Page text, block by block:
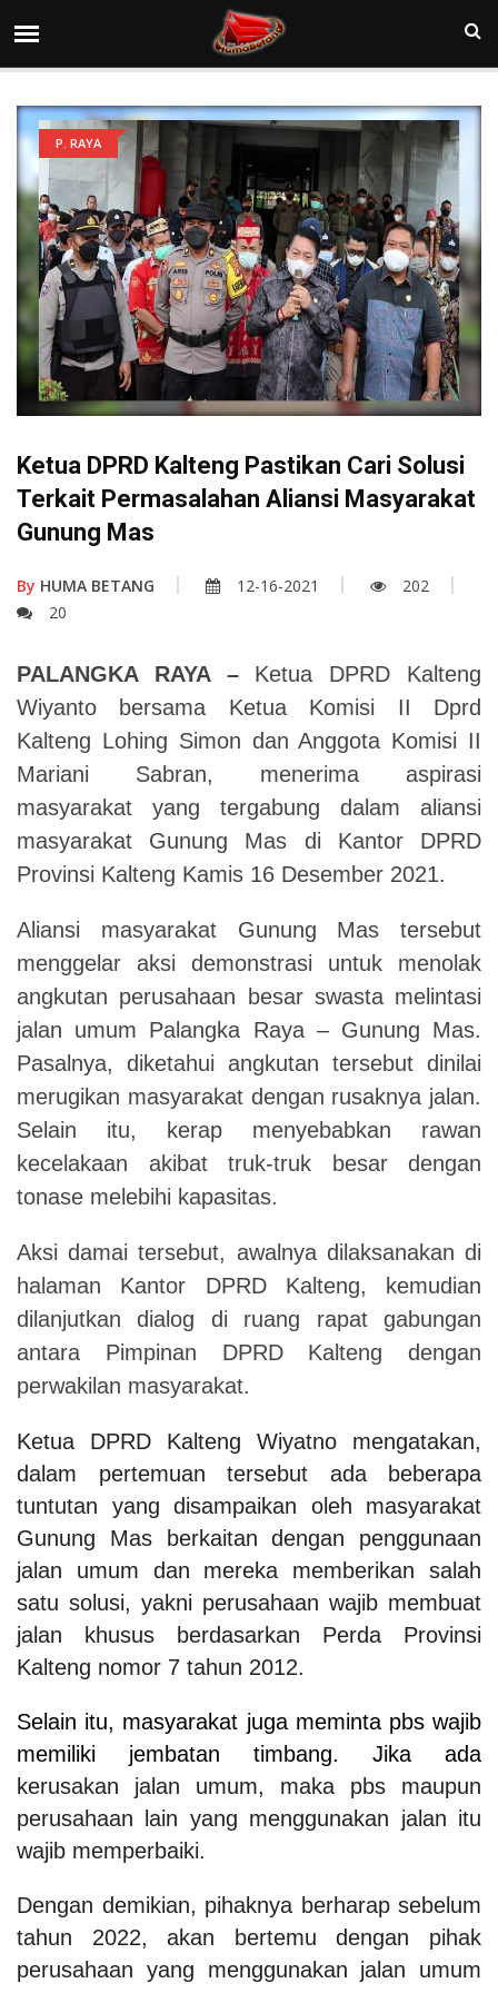
P. RAYA
Ketua DPRD Kalteng Pastikan Cari Solusi
Terkait Permasalahan Aliansi Masyarakat
Gunung Mas
By HUMA BETANG 12-16-2021
202
20
PALANGKA RAYA – Ketua DPRD Kalteng
Wiyanto bersama Ketua Komisi II Dprd
Kalteng Lohing Simon dan Anggota Komisi II
Mariani Sabran, menerima aspirasi
masyarakat yang tergabung dalam aliansi
masyarakat Gunung Mas di Kantor DPRD
Provinsi Kalteng Kamis 16 Desember 2021.
Aliansi masyarakat Gunung Mas tersebut
menggelar aksi demonstrasi untuk menolak
angkutan perusahaan besar swasta melintasi
jalan umum Palangka Raya – Gunung Mas.
Pasalnya, diketahui angkutan tersebut dinilai
merugikan masyarakat dengan rusaknya jalan.
Selain itu, kerap menyebabkan rawan
kecelakaan akibat truk-truk besar dengan
tonase melebihi kapasitas.
Aksi damai tersebut, awalnya dilaksanakan di
halaman Kantor DPRD Kalteng, kemudian
dilanjutkan dialog di ruang rapat gabungan
antara Pimpinan DPRD Kalteng dengan
perwakilan masyarakat.
Ketua DPRD Kalteng Wiyatno mengatakan,
dalam pertemuan tersebut ada beberapa
tuntutan yang disampaikan oleh masyarakat
Gunung Mas berkaitan dengan penggunaan
jalan umum dan mereka memberikan salah
satu solusi, yakni perusahaan wajib membuat
jalan khusus berdasarkan Perda Provinsi
Kalteng nomor 7 tahun 2012.
Selain itu, masyarakat juga meminta pbs wajib
memiliki jembatan timbang. Jika ada
kerusakan jalan umum, maka pbs maupun
perusahaan lain yang menggunakan jalan itu
wajib memperbaiki.
Dengan demikian, pihaknya berharap sebelum
tahun 2022, akan bertemu dengan pihak
perusahaan yang menggunakan jalan umum